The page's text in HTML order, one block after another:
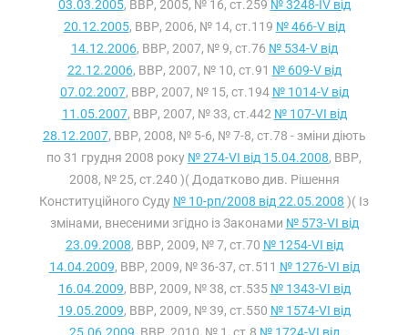
03.03.2005, ВВР, 2005, № 16, ст.259 № 3248-IV від
20.12.2005, ВВР, 2006, № 14, ст.119 № 466-V від
14.12.2006, ВВР, 2007, № 9, ст.76 № 534-V від
22.12.2006, ВВР, 2007, № 10, ст.91 № 609-V від
07.02.2007, ВВР, 2007, № 15, ст.194 № 1014-V від
11.05.2007, ВВР, 2007, № 33, ст.442 № 107-VI від
28.12.2007, ВВР, 2008, № 5-6, № 7-8, ст.78 - зміни діють
по 31 грудня 2008 року № 274-VI від 15.04.2008, ВВР,
2008, № 25, ст.240 )( Додатково див. Рішення
Конституційного Суду № 10-рп/2008 від 22.05.2008 )( Із
змінами, внесеними згідно із Законами № 573-VI від
23.09.2008, ВВР, 2009, № 7, ст.70 № 1254-VI від
14.04.2009, ВВР, 2009, № 36-37, ст.511 № 1276-VI від
16.04.2009, ВВР, 2009, № 38, ст.535 № 1343-VI від
19.05.2009, ВВР, 2009, № 39, ст.550 № 1574-VI від